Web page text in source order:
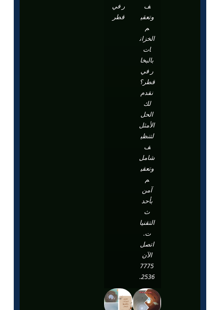
ف
وتعقي
الخزان
ات
بالبخا
ر في
قطر؟
نقدم
لك
الحل
الأمثل
لتنظي
ف
شامل
وتعقي
آمن
بأحد
التقنيا
ت.
اتصل
الآن
7775
2536.
ر في
قطر